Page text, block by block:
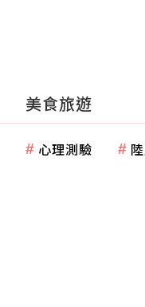
美食旅遊
心理測驗